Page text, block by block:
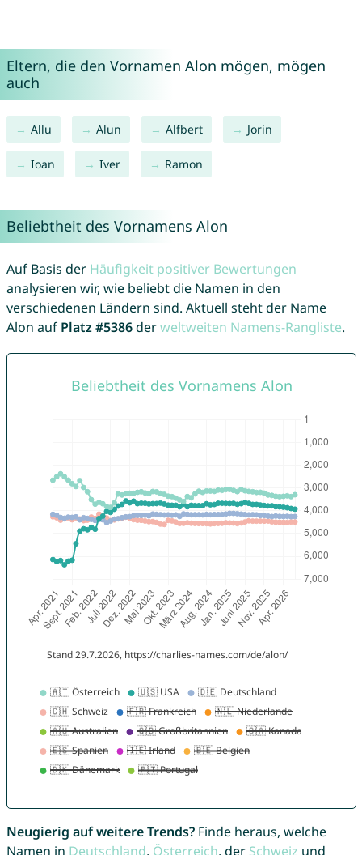
Eltern, die den Vornamen Alon mögen, mögen
auch
Allu Alun Alfbert Jorin
Ioan Iver Ramon
Beliebtheit des Vornamens Alon
Auf Basis der Häufigkeit positiver Bewertungen
analysieren wir, wie beliebt die Namen in den
verschiedenen Ländern sind. Aktuell steht der Name
Alon auf Platz #5386derweltweiten Namens-Rangliste.
Neugierig auf weitere Trends?Finde heraus, welche
Namen in Deutschland, Österreich, der Schweiz und